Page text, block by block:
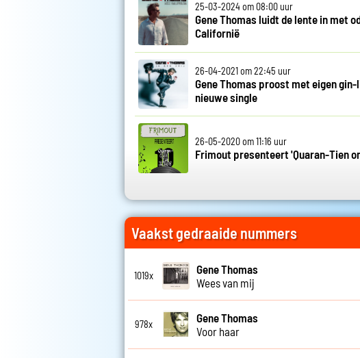
25-03-2024 om 08:00 uur
Gene Thomas luidt de lente in met
Californië
26-04-2021 om 22:45 uur
Gene Thomas proost met eigen
nieuwe single
26-05-2020 om 11:16 uur
Frimout presenteert 'Quaran-Tien
Vaakst gedraaide nummers
1019x
Gene Thomas
Wees van mij
978x
Gene Thomas
Voor haar